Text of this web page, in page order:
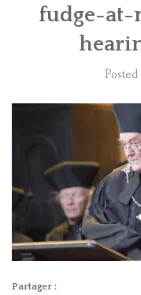
ANIMAUX
HARRY POTTER
PRODUITS DÉRIVÉS
A PROPOS
fudge-
Posted
Partager :